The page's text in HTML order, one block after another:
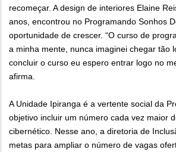
recomeçar. A design de interiores Elaine
anos, encontrou no Programando Sonhos
oportunidade de crescer. “O curso de
a minha mente, nunca imaginei chegar tão
concluir o curso eu espero entrar logo no
afirma.
A Unidade Ipiranga é a vertente social da
objetivo incluir um número cada vez maior
cibernético. Nesse ano, a diretoria de
metas para ampliar o número de vagas